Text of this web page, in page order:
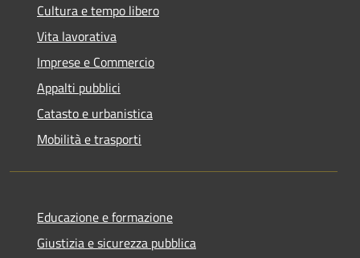
Cultura e tempo libero
Vita lavorativa
Imprese e Commercio
Appalti pubblici
Catasto e urbanistica
Mobilità e trasporti
Educazione e formazione
Giustizia e sicurezza pubblica